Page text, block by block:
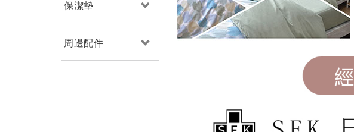
保潔墊
周邊配件